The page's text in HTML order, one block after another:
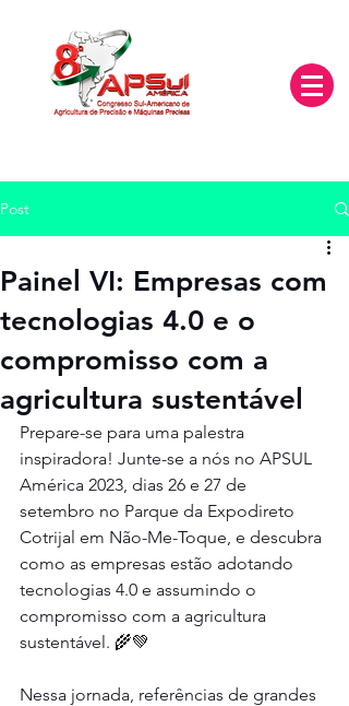
Post
Painel VI: Empresas com
tecnologias 4.0 e o
compromisso com a
agricultura sustentável
Prepare-se para uma palestra
inspiradora! Junte-se a nós no APSUL
América 2023, dias 26 e 27 de
setembro no Parque da Expodireto
Cotrijal em Não-Me-Toque, e descubra
como as empresas estão adotando
tecnologias 4.0 e assumindo o
compromisso com a agricultura
sustentável. 🌾💚
Nessa jornada, referências de grandes